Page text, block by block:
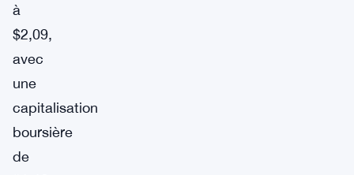
à
$2,09,
avec
une
capitalisation
boursière
de